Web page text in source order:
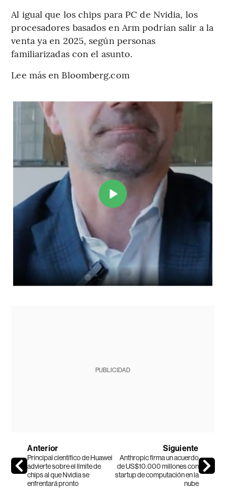
Al igual que los chips para PC de Nvidia, los
procesadores basados en Arm podrían salir a la
venta ya en 2025, según personas
familiarizadas con el asunto.
Lee más en Bloomberg.com
PUBLICIDAD
Anterior
Principal científico de Huawei
advierte sobre el límite de
chips al que Nvidia se
enfrentará pronto
Siguiente
Anthropic firma un acuerdo
de US$10.000 millones con
startup de computación en la
nube